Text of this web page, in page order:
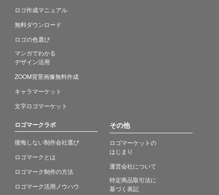
ロゴ作成マニュアル
無料ダウンロード
ロゴの色選び
マンガでわかる
デザイン活用
ZOOM背景画像無料作成
キャラマーケット
文字ロゴマーケット
ロゴマークラボ
後悔しない制作会社選び
ロゴマークとは
ロゴマーク制作の方法
ロゴマーク活用ノウハウ
その他
ロゴマーケットの
はじまり
運営会社について
特定商品取引法に
基づく表記